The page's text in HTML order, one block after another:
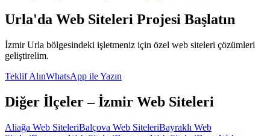
Urla'da Web Siteleri Projesi Başlatın
İzmir Urla bölgesindeki işletmeniz için özel web siteleri çözümleri
geliştirelim.
Teklif AlınWhatsApp ile Yazın
Diğer İlçeler –İzmir Web Siteleri
Aliağa Web SiteleriBalçova Web SiteleriBayraklı Web